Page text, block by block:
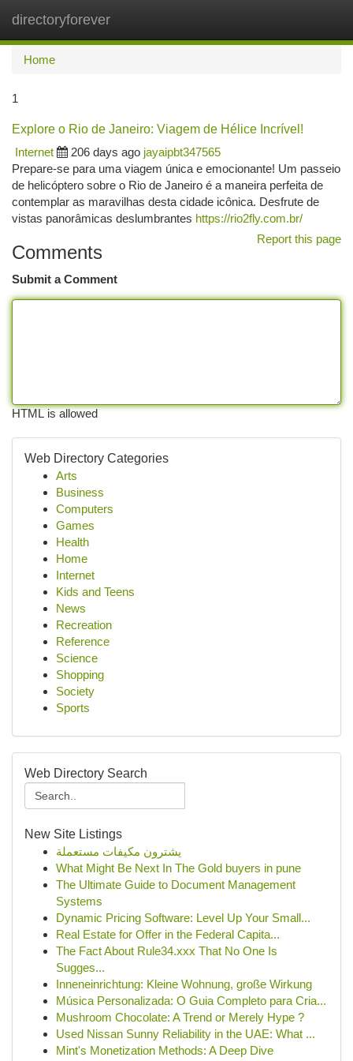
directoryforever
Home
1
Explore o Rio de Janeiro: Viagem de Hélice Incrível!
Internet
206 days ago jayaipbt347565
Prepare-se para uma viagem única e emocionante! Um passeio
de helicóptero sobre o Rio de Janeiro é a maneira perfeita de
contemplar as maravilhas desta cidade icônica. Desfrute de
vistas panorâmicas deslumbrantes https://rio2fly.com.br/
Report this page
Comments
Submit a Comment
HTML is allowed
Web Directory Categories
Arts
Business
Computers
Games
Health
Home
Internet
Kids and Teens
News
Recreation
Reference
Science
Shopping
Society
Sports
Web Directory Search
New Site Listings
يشترون مكيفات مستعملة
What Might Be Next In The Gold buyers in pune
The Ultimate Guide to Document Management
Systems
Dynamic Pricing Software: Level Up Your Small...
Real Estate for Offer in the Federal Capita...
The Fact About Rule34.xxx That No One Is
Sugges...
Inneneinrichtung: Kleine Wohnung, große Wirkung
Música Personalizada: O Guia Completo para Cria...
Mushroom Chocolate: A Trend or Merely Hype ?
Used Nissan Sunny Reliability in the UAE: What ...
Mint's Monetization Methods: A Deep Dive